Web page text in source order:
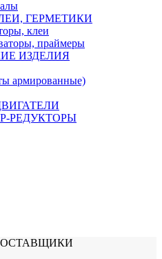
ГЕРМЕТИКИ
клеи
праймеры
ИЗДЕЛИЯ
армированные)
РЕДУКТОРЫ